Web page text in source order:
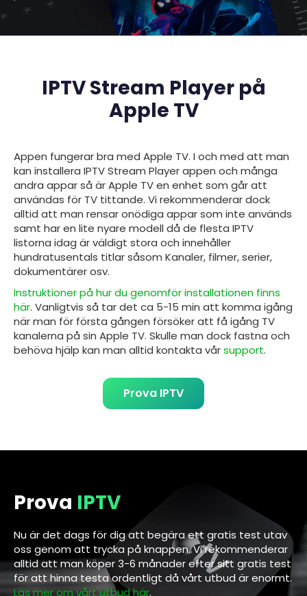
IPTV Stream Player på
Apple TV
Appen fungerar bra med Apple TV. I och med att man
kan installera IPTV Stream Player appen och många
andra appar så är Apple TV en enhet som går att
användas för TV tittande. Vi rekommenderar dock
alltid att man rensar onödiga appar som inte används
samt har en lite nyare modell då de flesta IPTV
listorna idag är väldigt stora och innehåller
hundratusentals titlar såsom Kanaler, filmer, serier,
dokumentärer osv.
Instruktioner på hur du genomför installationen finns
här. Vanligtvis så tar det ca 5-15 min att komma igång
när man för första gången försöker att få igång TV
kanalerna på sin Apple TV. Skulle man dock fastna och
behöva hjälp kan man alltid kontakta vårsupport.
Prova IPTV
Prova IPTV
Nu är det dags för dig att begära ett gratis test utav
oss genom att trycka på knappen. Vi rekommenderar
alltid att man köper 3-6 månader efter sitt gratis test
för att hinna testa ordentligt då vårt utbud är enormt.
Läs mer om vårt utbud här.